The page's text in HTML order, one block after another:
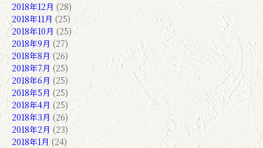
2018年12月 (28)
2018年11月 (25)
2018年10月 (25)
2018年9月 (27)
2018年8月 (26)
2018年7月 (25)
2018年6月 (25)
2018年5月 (25)
2018年4月 (25)
2018年3月 (26)
2018年2月 (23)
2018年1月 (24)